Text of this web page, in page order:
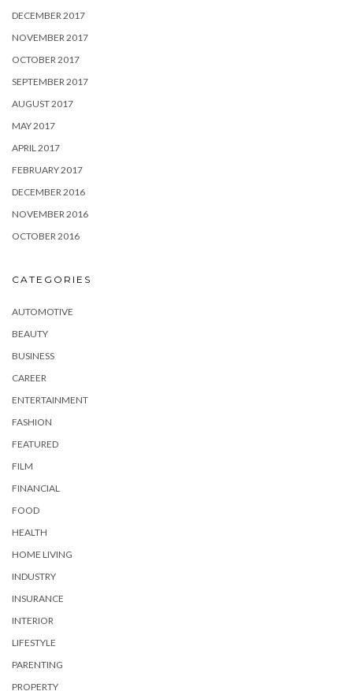
DECEMBER 2017
NOVEMBER 2017
OCTOBER 2017
SEPTEMBER 2017
AUGUST 2017
MAY 2017
APRIL 2017
FEBRUARY 2017
DECEMBER 2016
NOVEMBER 2016
OCTOBER 2016
CATEGORIES
AUTOMOTIVE
BEAUTY
BUSINESS
CAREER
ENTERTAINMENT
FASHION
FEATURED
FILM
FINANCIAL
FOOD
HEALTH
HOME LIVING
INDUSTRY
INSURANCE
INTERIOR
LIFESTYLE
PARENTING
PROPERTY